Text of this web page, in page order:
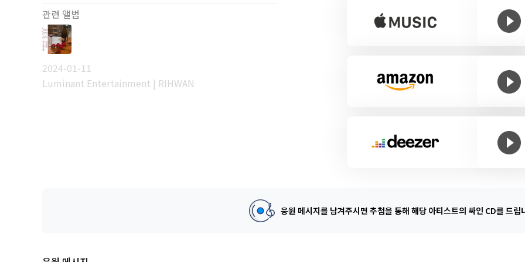
관련 앨범
2024-01-11
Luminant Entertainment | RIHWAN
응원 메시지를 남겨주시면 추첨을 통해 해당 아티스트의 싸인 CD를 드립